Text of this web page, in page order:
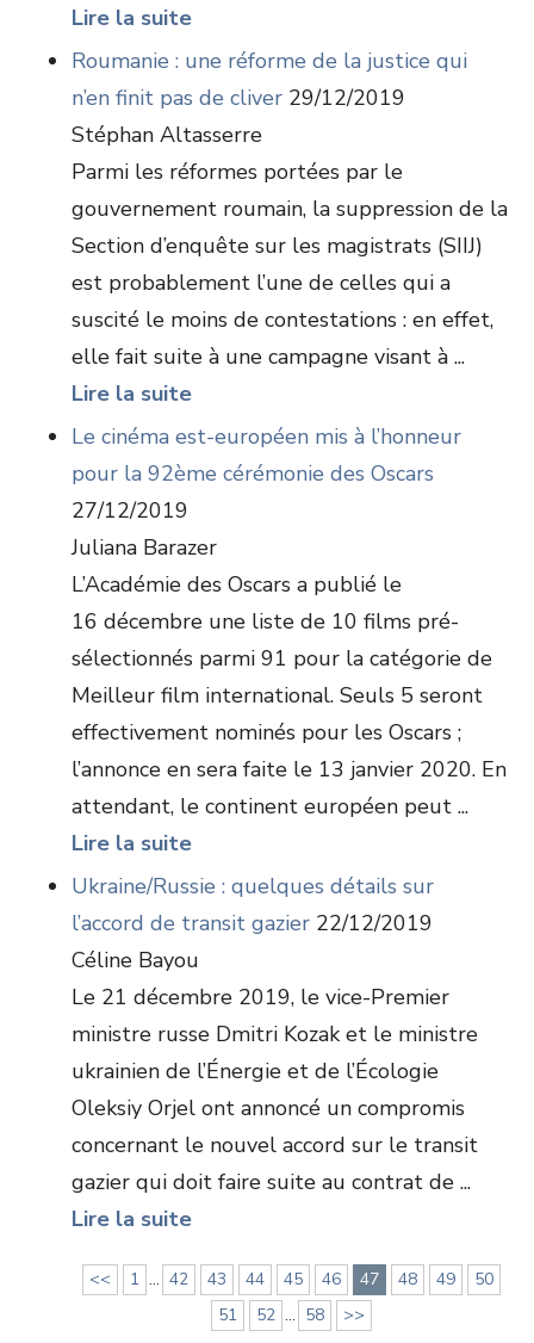
Lire la suite
Roumanie : une réforme de la justice qui
n’en finit pas de cliver 29/12/2019
Stéphan Altasserre
Parmi les réformes portées par le
gouvernement roumain, la suppression de la
Section d’enquête sur les magistrats (SIIJ)
est probablement l’une de celles qui a
suscité le moins de contestations : en effet,
elle fait suite à une campagne visant à ...
Lire la suite
Le cinéma est-européen mis à l’honneur
pour la 92ème cérémonie des Oscars
27/12/2019
Juliana Barazer
L’Académie des Oscars a publié le
16 décembre une liste de 10 films pré-
sélectionnés parmi 91 pour la catégorie de
Meilleur film international. Seuls 5 seront
effectivement nominés pour les Oscars ;
l’annonce en sera faite le 13 janvier 2020. En
attendant, le continent européen peut ...
Lire la suite
Ukraine/Russie : quelques détails sur
l’accord de transit gazier 22/12/2019
Céline Bayou
Le 21 décembre 2019, le vice-Premier
ministre russe Dmitri Kozak et le ministre
ukrainien de l’Énergie et de l’Écologie
Oleksiy Orjel ont annoncé un compromis
concernant le nouvel accord sur le transit
gazier qui doit faire suite au contrat de ...
Lire la suite
<< 1 ... 42 43 44 45 46 47 48 49
50
51
52 ... 58 >>